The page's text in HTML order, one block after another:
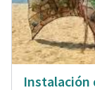
Instalación